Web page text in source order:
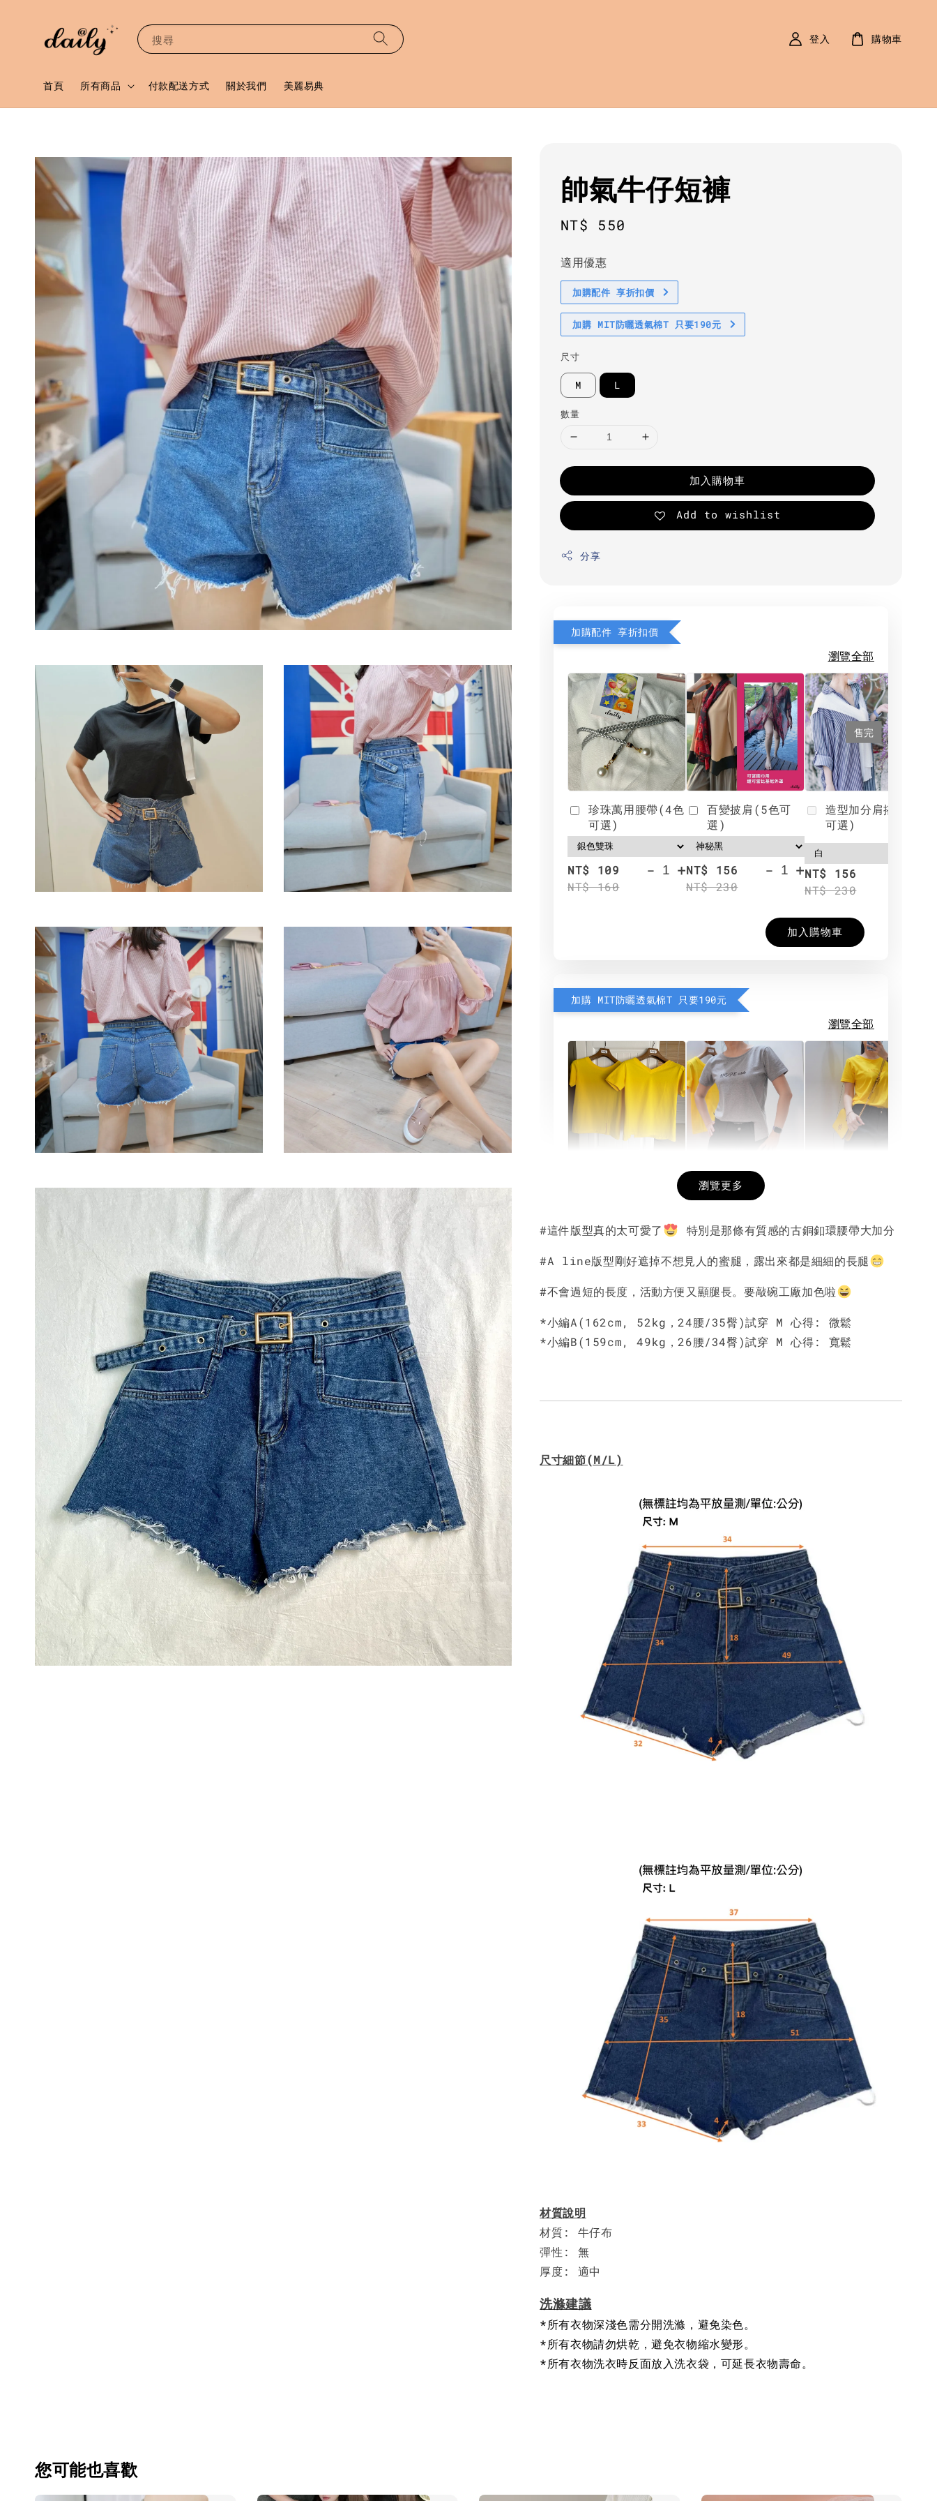
搜尋
首頁 所有商品 付款配送方式 關於我們 美麗易典
登入 購物車
帥氣牛仔短褲
Regular
NT$ 550
適用優惠
加購配件 享折扣價
加購 MIT防曬透氣棉T 只要190元
尺寸
M L
數量
加入購物車
Add to wishlist
分享
加購配件 享折扣價
瀏覽全部
珍珠萬用腰帶(4色
可選)
NT$ 109
NT$ 160
- +
百變披肩(5色可
選)
NT$ 156
NT$ 230
- +
售完
造型加分肩搭(4色
可選)
NT$ 156
NT$ 230
加入購物車
加購 MIT防曬透氣棉T 只要190元
瀏覽全部
NT$ 190
NT$ 450
- +
希望相隨雙面T
NT$ 190
NT$ 450
- +NT$ 190
NT$ 450
-
加入購物車
瀏覽更多
#這件版型真的太可愛了 特別是那條有質感的古銅釦環腰帶大加分
#A line版型剛好遮掉不想見人的蜜腿，露出來都是細細的長腿
#不會過短的長度，活動方便又顯腿長。要敲碗工廠加色啦
*小編A(162cm, 52kg，24腰/35臀)試穿 M 心得: 微鬆
*小編B(159cm, 49kg，26腰/34臀)試穿 M 心得: 寬鬆
尺寸細節(M/L)
材質說明
材質: 牛仔布
彈性: 無
厚度: 適中
洗滌建議
*所有衣物深淺色需分開洗滌，避免染色。
*所有衣物請勿烘乾，避免衣物縮水變形。
*所有衣物洗衣時反面放入洗衣袋，可延長衣物壽命。
您可能也喜歡